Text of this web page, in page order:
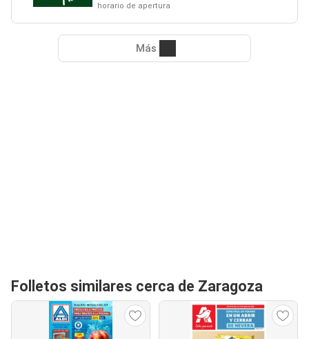
horario de apertura
Más
Folletos similares cerca de Zaragoza